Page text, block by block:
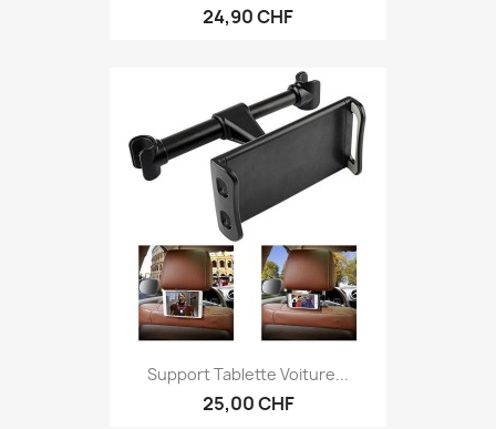
24,90 CHF
Support Tablette Voiture...
25,00 CHF